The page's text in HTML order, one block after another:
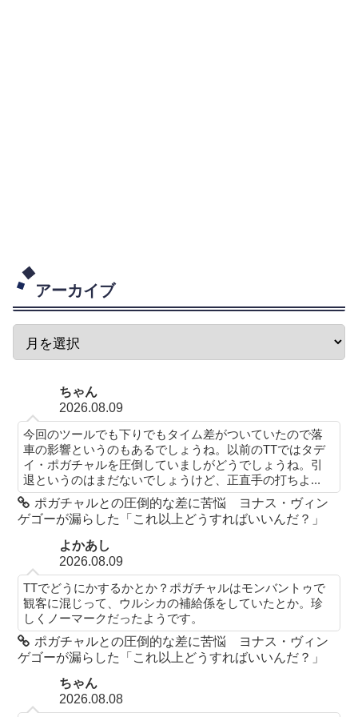
アーカイブ
ちゃん
2026.08.09
今回のツールでも下りでもタイム差がついていたので落
車の影響というのもあるでしょうね。以前のTTではタデ
イ・ポガチャルを圧倒していましがどうでしょうね。引
退というのはまだないでしょうけど、正直手の打ちよ...
ポガチャルとの圧倒的な差に苦悩 ヨナス・ヴィン
ゲゴーが漏らした「これ以上どうすればいいんだ？」
よかあし
2026.08.09
TTでどうにかするかとか？ポガチャルはモンバントゥで
観客に混じって、ウルシカの補給係をしていたとか。珍
しくノーマークだったようです。
ポガチャルとの圧倒的な差に苦悩 ヨナス・ヴィン
ゲゴーが漏らした「これ以上どうすればいいんだ？」
ちゃん
2026.08.08